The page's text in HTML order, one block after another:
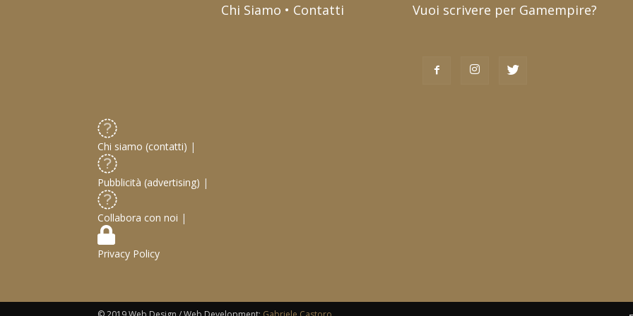
Chi Siamo • Contatti Vuoi scrivere per Gamempire?
Chi siamo (contatti) |
Pubblicità (advertising) |
Collabora con noi |
Privacy Policy